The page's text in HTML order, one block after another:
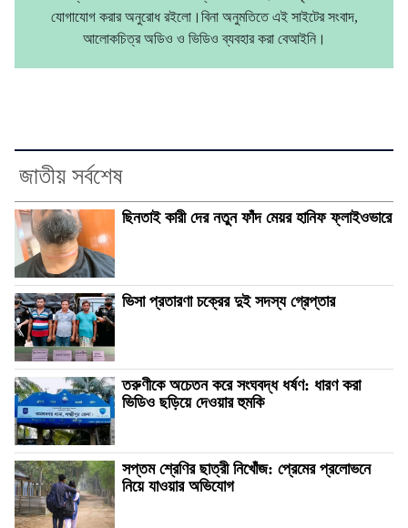
যোগাযোগ করার অনুরোধ রইলো।বিনা অনুমতিতে এই সাইটের সংবাদ,
আলোকচিত্র অডিও ও ভিডিও ব্যবহার করা বেআইনি।
জাতীয় সর্বশেষ
ছিনতাই কারী দের নতুন ফাঁদ মেয়র হানিফ ফ্লাইওভারে
ভিসা প্রতারণা চক্রের দুই সদস্য গ্রেপ্তার
তরুণীকে অচেতন করে সংঘবদ্ধ ধর্ষণ: ধারণ করা
ভিডিও ছড়িয়ে দেওয়ার হুমকি
সপ্তম শ্রেণির ছাত্রী নিখোঁজ: প্রেমের প্রলোভনে
নিয়ে যাওয়ার অভিযোগ